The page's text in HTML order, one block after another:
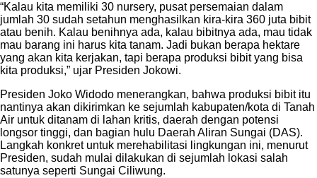
“Kalau kita memiliki 30 nursery, pusat persemaian dalam
jumlah 30 sudah setahun menghasilkan kira-kira 360 juta bibit
atau benih. Kalau benihnya ada, kalau bibitnya ada, mau tidak
mau barang ini harus kita tanam. Jadi bukan berapa hektare
yang akan kita kerjakan, tapi berapa produksi bibit yang bisa
kita produksi,” ujar Presiden Jokowi.
Presiden Joko Widodo menerangkan, bahwa produksi bibit itu
nantinya akan dikirimkan ke sejumlah kabupaten/kota di Tanah
Air untuk ditanam di lahan kritis, daerah dengan potensi
longsor tinggi, dan bagian hulu Daerah Aliran Sungai (DAS).
Langkah konkret untuk merehabilitasi lingkungan ini, menurut
Presiden, sudah mulai dilakukan di sejumlah lokasi salah
satunya seperti Sungai Ciliwung.